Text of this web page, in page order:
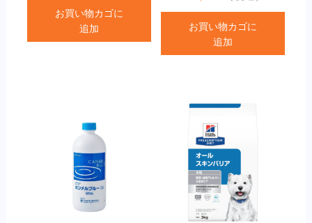
お買い物カゴに
追加
お買い物カゴに
追加